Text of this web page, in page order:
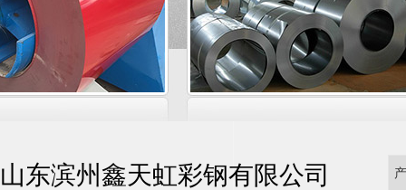
山东滨州鑫天虹彩钢有限公司